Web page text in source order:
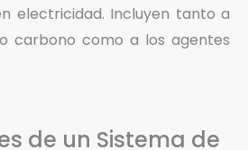
electricidad. Incluyen tanto a
carbono como a los agentes
de un Sistema de